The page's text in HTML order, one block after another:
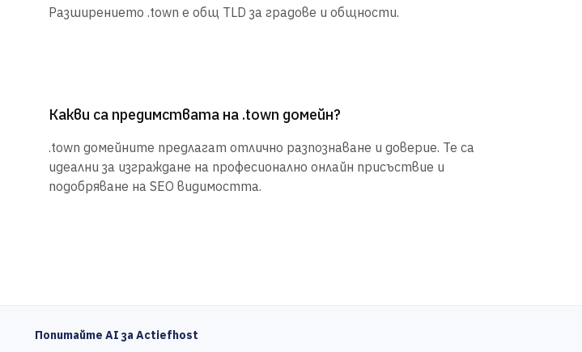
Разширението .town е общ TLD за градове и общности.
Какви са предимствата на .town домейн?
.town домейните предлагат отлично разпознаване и доверие. Те са
идеални за изграждане на професионално онлайн присъствие и
подобряване на SEO видимостта.
Попитайте AI за Actiefhost